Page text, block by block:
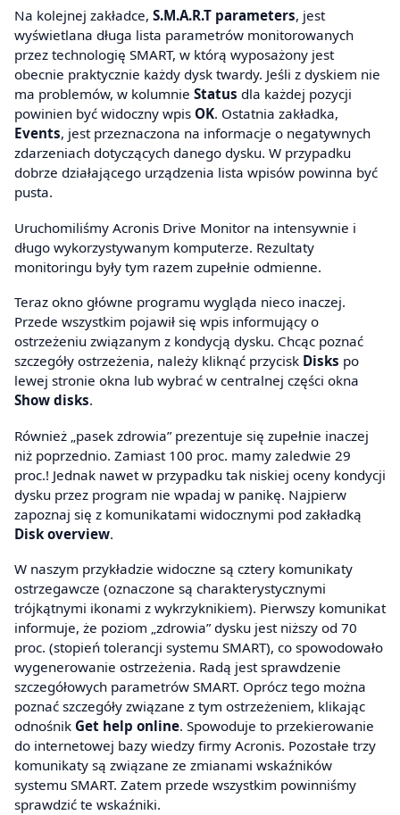
Na kolejnej zakładce, S.M.A.R.T parameters, jest
wyświetlana długa lista parametrów monitorowanych
przez technologię SMART, w którą wyposażony jest
obecnie praktycznie każdy dysk twardy. Jeśli z dyskiem nie
ma problemów, w kolumnie Status dla każdej pozycji
powinien być widoczny wpis OK. Ostatnia zakładka,
Events, jest przeznaczona na informacje o negatywnych
zdarzeniach dotyczących danego dysku. W przypadku
dobrze działającego urządzenia lista wpisów powinna być
pusta.
Uruchomiliśmy Acronis Drive Monitor na intensywnie i
długo wykorzystywanym komputerze. Rezultaty
monitoringu były tym razem zupełnie odmienne.
Teraz okno główne programu wygląda nieco inaczej.
Przede wszystkim pojawił się wpis informujący o
ostrzeżeniu związanym z kondycją dysku. Chcąc poznać
szczegóły ostrzeżenia, należy kliknąć przycisk Disks po
lewej stronie okna lub wybrać w centralnej części okna
Show disks.
Również „pasek zdrowia” prezentuje się zupełnie inaczej
niż poprzednio. Zamiast 100 proc. mamy zaledwie 29
proc.! Jednak nawet w przypadku tak niskiej oceny kondycji
dysku przez program nie wpadaj w panikę. Najpierw
zapoznaj się z komunikatami widocznymi pod zakładką
Disk overview.
W naszym przykładzie widoczne są cztery komunikaty
ostrzegawcze (oznaczone są charakterystycznymi
trójkątnymi ikonami z wykrzyknikiem). Pierwszy komunikat
informuje, że poziom „zdrowia” dysku jest niższy od 70
proc. (stopień tolerancji systemu SMART), co spowodowało
wygenerowanie ostrzeżenia. Radą jest sprawdzenie
szczegółowych parametrów SMART. Oprócz tego można
poznać szczegóły związane z tym ostrzeżeniem, klikając
odnośnik Get help online. Spowoduje to przekierowanie
do internetowej bazy wiedzy firmy Acronis. Pozostałe trzy
komunikaty są związane ze zmianami wskaźników
systemu SMART. Zatem przede wszystkim powinniśmy
sprawdzić te wskaźniki.